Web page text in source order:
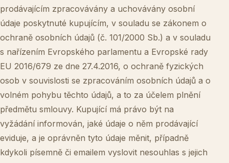
prodávajícím zpracovávány a uchovávány osobní
údaje poskytnuté kupujícím, v souladu se zákonem o
ochraně osobních údajů (č. 101/2000 Sb.) a v souladu
s nařízením Evropského parlamentu a Evropské rady
EU 2016/679 ze dne 27.4.2016, o ochraně fyzických
osob v souvislosti se zpracováním osobních údajů a o
volném pohybu těchto údajů, a to za účelem plnění
předmětu smlouvy. Kupující má právo být na
vyžádání informován, jaké údaje o něm prodávající
eviduje, a je oprávněn tyto údaje měnit, případně
kdykoli písemně či emailem vyslovit nesouhlas s jejich